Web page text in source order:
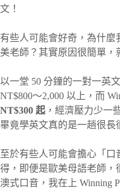
文！
有些人可能會好奇，為什
美老師？其實原因很簡單，
以一堂 50 分鐘的一對一英
NT$800～2,000 以上，而
NT$300 起 ，經濟壓力少一
畢竟學英文真的是一趟很長
至於有些人可能會擔心「
得，即便是歐美母語老師，
澳式口音，我在上 Winning